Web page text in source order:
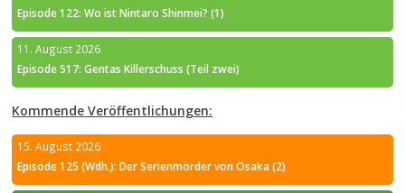
Episode 122: Wo ist Nintaro Shinmei? (1)
11. August 2026
Episode 517: Gentas Killerschuss (Teil zwei)
Kommende Veröffentlichungen:
15. August 2026
Episode 125 (Wdh.): Der Serienmörder von Osaka (2)